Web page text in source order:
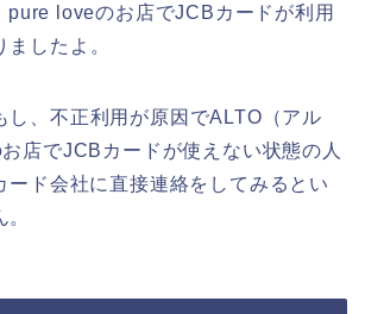
pure loveのお店でJCBカードが利用
したよ。
し、不正利用が原因でALTO（アル
店でJCBカードが使えない状態の人
ード会社に直接連絡をしてみるとい